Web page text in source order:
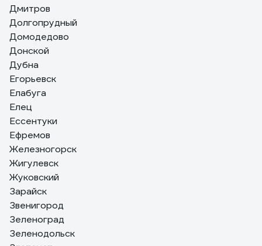
Дмитров
Долгопрудный
Домодедово
Донской
Дубна
Егорьевск
Елабуга
Елец
Ессентуки
Ефремов
Железногорск
Жигулевск
Жуковский
Зарайск
Звенигород
Зеленоград
Зеленодольск